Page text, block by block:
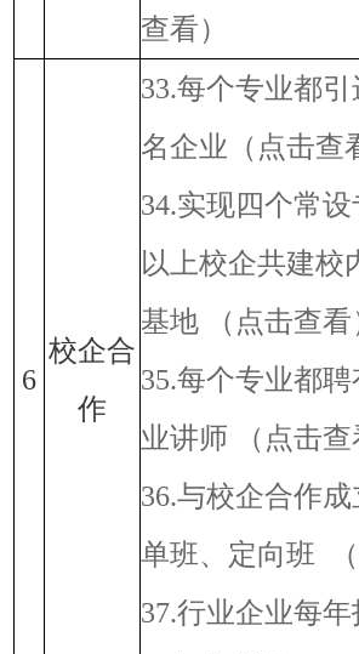
查看）
6
校企合
作
33.每个专业都
名企业 （点击查
34.实现四个常
以上校企共建校
基地
（点击查看
35.每个专业都
业讲师
（点击查
36.与校企合作
单班、定向班
37.行业企业每